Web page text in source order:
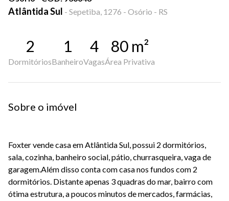
Atlântida Sul - Sepetiba, 1276 - Osório - RS
2
Dormitórios
1
Banheiro
4
Vagas
80 m²
Área Privativa
Sobre o imóvel
Foxtervende casa em Atlântida Sul, possui 2 dormitórios,
sala, cozinha, banheiro social, pátio, churrasqueira, vaga de
garagem.Além disso conta com casa nos fundos com 2
dormitórios. Distante apenas 3 quadras do mar, bairro com
ótima estrutura, a poucos minutos de mercados, farmácias,